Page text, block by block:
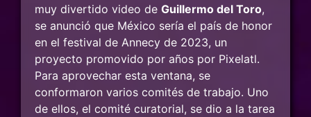
muy divertido video de Guillermo del Toro,
se anunció que México sería el país de honor
en el festival de Annecy de 2023, un
proyecto promovido por años por Pixelatl.
Para aprovechar esta ventana, se
conformaron varios comités de trabajo. Uno
de ellos, el comité curatorial, se dio a la tarea